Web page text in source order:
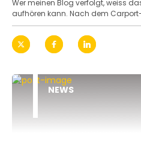
Wer meinen Blog verfolgt, weiss
aufhören kann. Nach dem
NEWS